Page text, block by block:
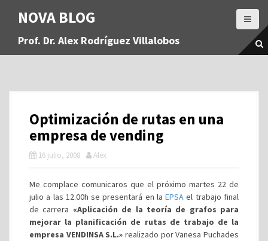
a
NOVA BLOG
Prof. Dr. Alex Rodríguez Villalobos
Optimización de rutas en una
empresa de vending
16 julio, 2008 Alex
Me complace comunicaros que el próximo martes 22 de
julio a las 12.00h se presentará en laEPSA el trabajo final
de carrera «Aplicación de la teoría de grafos para
mejorar la planificación de rutas de trabajo de la
empresa VENDINSA S.L.» realizado por Vanesa Puchades